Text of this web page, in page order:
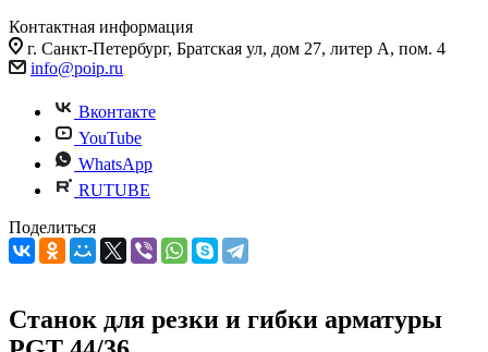
Контактная информация
г. Санкт-Петербург, Братская ул, дом 27, литер А, пом. 4
info@poip.ru
Вконтакте
YouTube
WhatsApp
RUTUBE
Поделиться
Станок для резки и гибки арматуры